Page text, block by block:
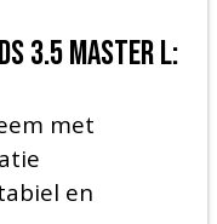
3.5 Master L:
met
en